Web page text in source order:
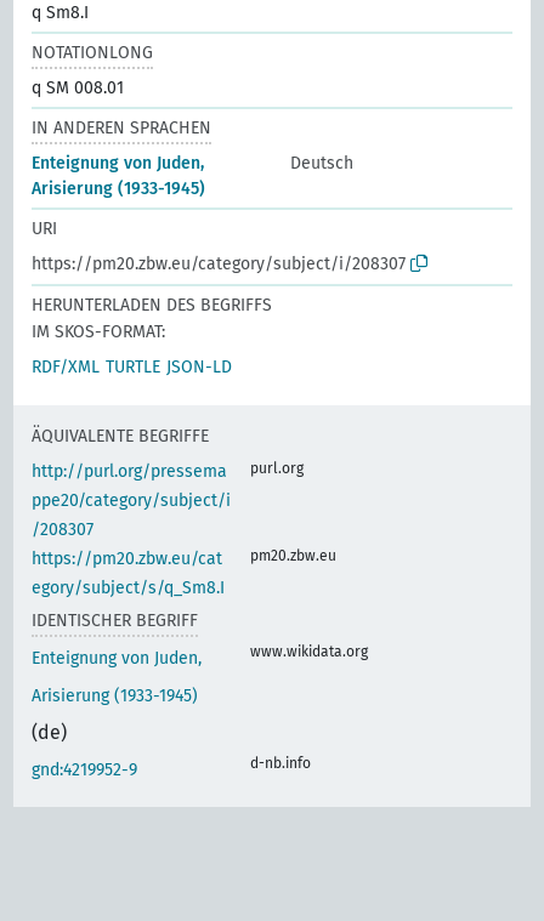
q Sm8.I
NOTATIONLONG
q SM 008.01
IN ANDEREN SPRACHEN
Enteignung von Juden,
Arisierung (1933-1945)
Deutsch
URI
https://pm20.zbw.eu/category/subject/i/208307
HERUNTERLADEN DES BEGRIFFS
IM SKOS-FORMAT:
RDF/XML TURTLE JSON-LD
ÄQUIVALENTE BEGRIFFE
http://purl.org/pressema
ppe20/category/subject/i
/208307
purl.org
https://pm20.zbw.eu/cat
egory/subject/s/q_Sm8.I
pm20.zbw.eu
IDENTISCHER BEGRIFF
Enteignung von Juden,
Arisierung (1933-1945)
(de)
www.wikidata.org
gnd:4219952-9 d-nb.info